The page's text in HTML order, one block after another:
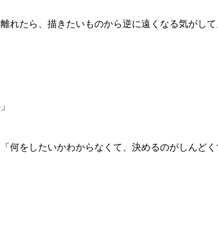
れたら、描きたいものから逆に遠くなる気がして
何をしたいかわからなくて、決めるのがしんど